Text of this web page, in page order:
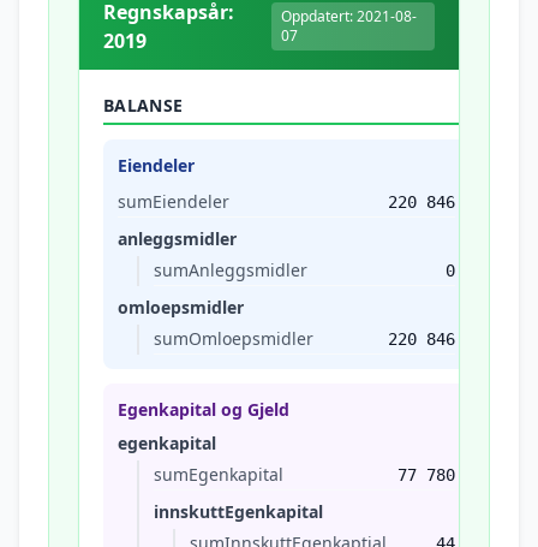
Regnskapsår:
2019
Oppdatert: 2021-08-
07
BALANSE
Eiendeler
sumEiendeler
220 846
anleggsmidler
sumAnleggsmidler
0
omloepsmidler
sumOmloepsmidler
220 846
Egenkapital og Gjeld
egenkapital
sumEgenkapital
77 780
innskuttEgenkapital